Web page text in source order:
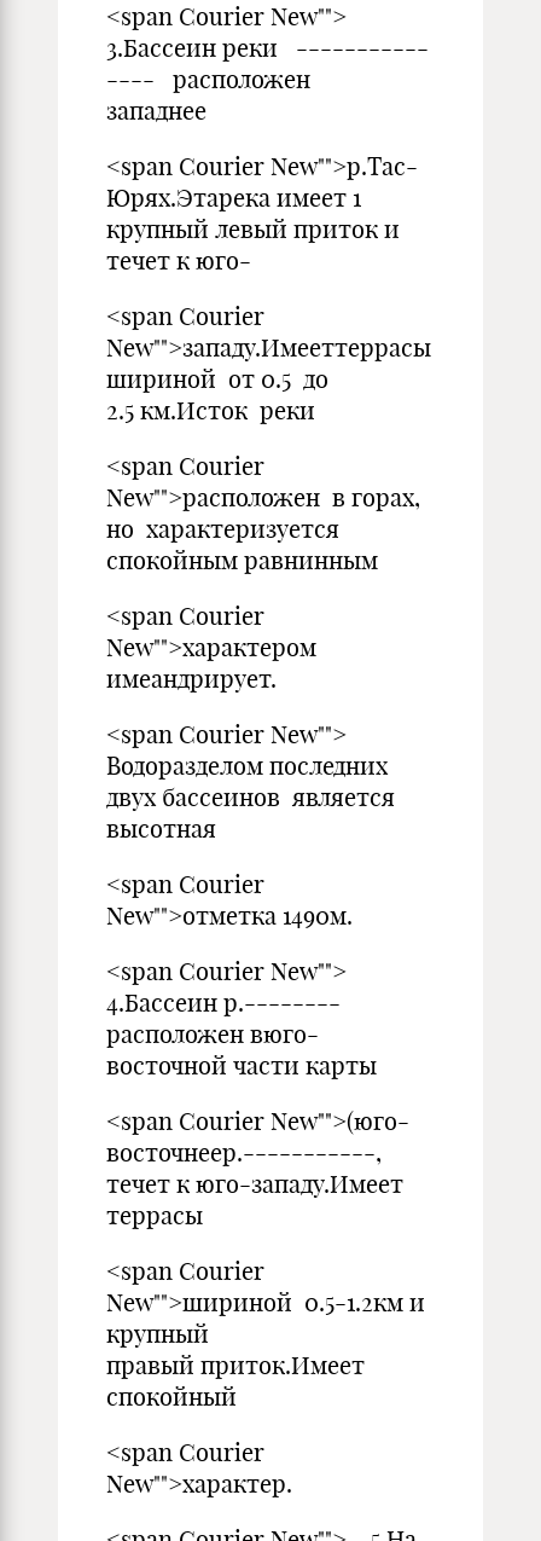
<span Courier New"">
3.Бассеин реки -----------
---- расположен
западнее
<span Courier New"">р.Тас-
Юрях.Этарека имеет 1
крупный левый приток и
течет к юго-
<span Courier
New"">западу.Имееттеррасы
шириной от 0.5 до
2.5 км.Исток реки
<span Courier
New"">расположен в горах,
но характеризуется
спокойным равнинным
<span Courier
New"">характером
имеандрирует.
<span Courier New"">
Водоразделом последних
двух бассеинов является
высотная
<span Courier
New"">отметка 1490м.
<span Courier New"">
4.Бассеин р.--------
расположен вюго-
восточной части карты
<span Courier New"">(юго-
восточнеер.-----------,
течет к юго-западу.Имеет
террасы
<span Courier
New"">шириной 0.5-1.2км и
крупный
правый приток.Имеет
спокойный
<span Courier
New"">характер.